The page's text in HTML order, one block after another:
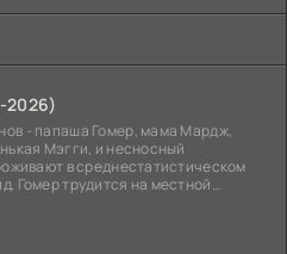
2026)
- папаша Гомер, мама Мардж,
Мэгги, и несносный
в среднестатистическом
Гомер трудится на местной